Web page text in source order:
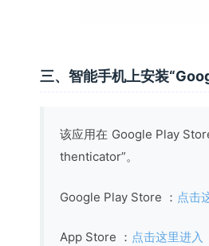
三、智能手机上安装
该应用在 Google Play
thenticator”。
Google Play Store ： 点击
App Store ： 点击这里进入